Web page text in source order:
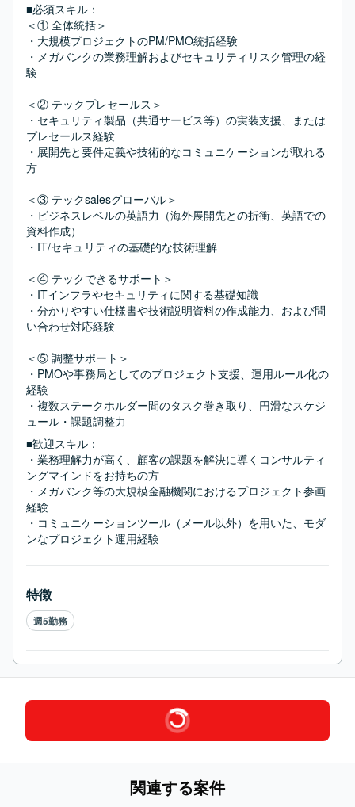
■必須スキル：
＜① 全体統括＞
・大規模プロジェクトのPM/PMO統括経験
・メガバンクの業務理解およびセキュリティリスク管理の経
験
＜② テックプレセールス＞
・セキュリティ製品（共通サービス等）の実装支援、または
プレセールス経験
・展開先と要件定義や技術的なコミュニケーションが取れる
方
＜③ テックsalesグローバル＞
・ビジネスレベルの英語力（海外展開先との折衝、英語での
資料作成）
・IT/セキュリティの基礎的な技術理解
＜④ テックできるサポート＞
・ITインフラやセキュリティに関する基礎知識
・分かりやすい仕様書や技術説明資料の作成能力、および問
い合わせ対応経験
＜⑤ 調整サポート＞
・PMOや事務局としてのプロジェクト支援、運用ルール化の
経験
・複数ステークホルダー間のタスク巻き取り、円滑なスケジ
ュール・課題調整力
■歓迎スキル：
・業務理解力が高く、顧客の課題を解決に導くコンサルティ
ングマインドをお持ちの方
・メガバンク等の大規模金融機関におけるプロジェクト参画
経験
・コミュニケーションツール（メール以外）を用いた、モダ
ンなプロジェクト運用経験
特徴
週5勤務
関連する案件